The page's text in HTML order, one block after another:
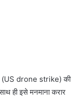
(US drone strike) की
ही इसे मनमाना करार